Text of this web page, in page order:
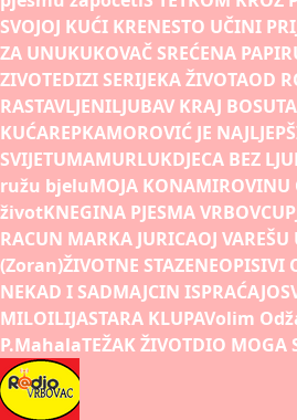
SVOJOJ KUĆI KRENESTO UČINI
ZA UNUKUKOVAČ SREĆENA
ZIVOTEDIZI SERIJEKA ŽIVOTAOD
RASTAVLJENILJUBAV KRAJ BOSUTA
KUĆAREPKAMOROVIĆ JE
SVIJETUMAMURLUKDJECA BEZ
ružu bjeluMOJA KONAMIROVINU
životKNEGINA PJESMA VRBOVCU
RACUN MARKA JURICAOJ
(Zoran)ŽIVOTNE STAZENEOPISIVI
NEKAD I SADMAJCIN ISPRAĆAJ
MILOILIJASTARA KLUPAVolim
P.MahalaTEŽAK ŽIVOTDIO MOGA